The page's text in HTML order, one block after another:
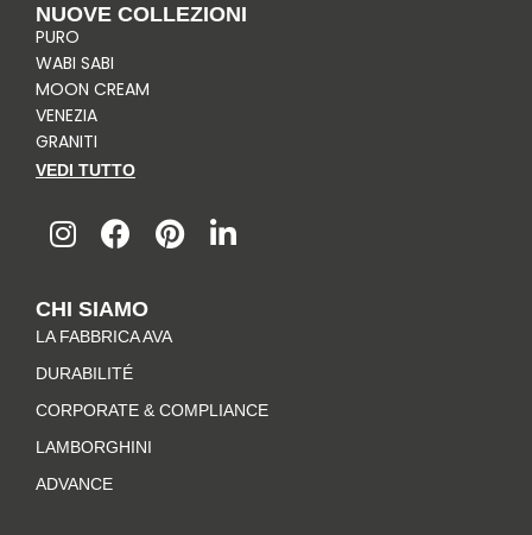
NUOVE COLLEZIONI
PURO
WABI SABI
MOON CREAM
VENEZIA
GRANITI
VEDI TUTTO
n
s
a
g
r
a
m
a
c
b
o
o
k
-
f
i
n
r
s
i
n
n
CHI SIAMO
LA FABBRICA AVA
DURABILITÉ
CORPORATE & COMPLIANCE
LAMBORGHINI
ADVANCE